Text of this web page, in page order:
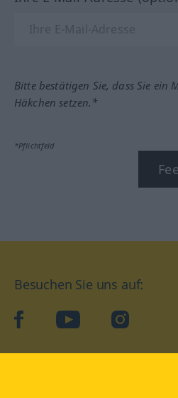
Bitte bestätigen Sie, dass Sie ein
Häkchen setzen.*
*Pflichtfeld
Besuchen Sie uns auf:
facebookYouTube Instagram